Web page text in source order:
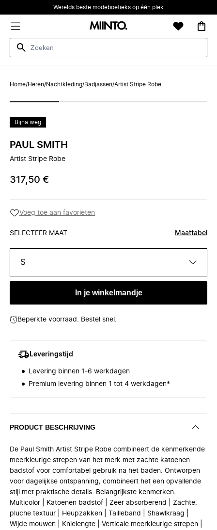
Werelds beste modeboetieks op één plek
Home/Heren/Nachtkleding/Badjassen/Artist Stripe Robe
Bijna weg
PAUL SMITH
Artist Stripe Robe
317,50 €
Voeg toe aan favorieten
SELECTEER MAAT Maattabel
S
In je winkelmandje
Beperkte voorraad. Bestel snel.
Leveringstijd
Levering binnen 1-6 werkdagen
Premium levering binnen 1 tot 4 werkdagen*
PRODUCT BESCHRIJVING
De Paul Smith Artist Stripe Robe combineert de kenmerkende
meerkleurige strepen van het merk met zachte katoenen
badstof voor comfortabel gebruik na het baden. Ontworpen
voor dagelijkse ontspanning, combineert het een opvallende
stijl met praktische details. Belangrijkste kenmerken:
Multicolor | Katoenen badstof | Zeer absorberend | Zachte,
pluche textuur | Heupzakken | Tailleband | Shawlkraag |
Wijde mouwen | Knielengte | Verticale meerkleurige strepen |